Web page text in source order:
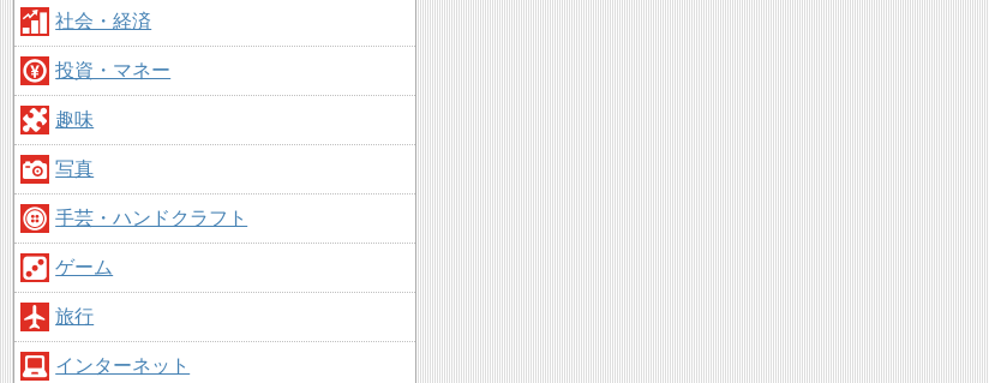
社会・経済
投資・マネー
趣味
写真
手芸・ハンドクラフト
ゲーム
旅行
インターネット